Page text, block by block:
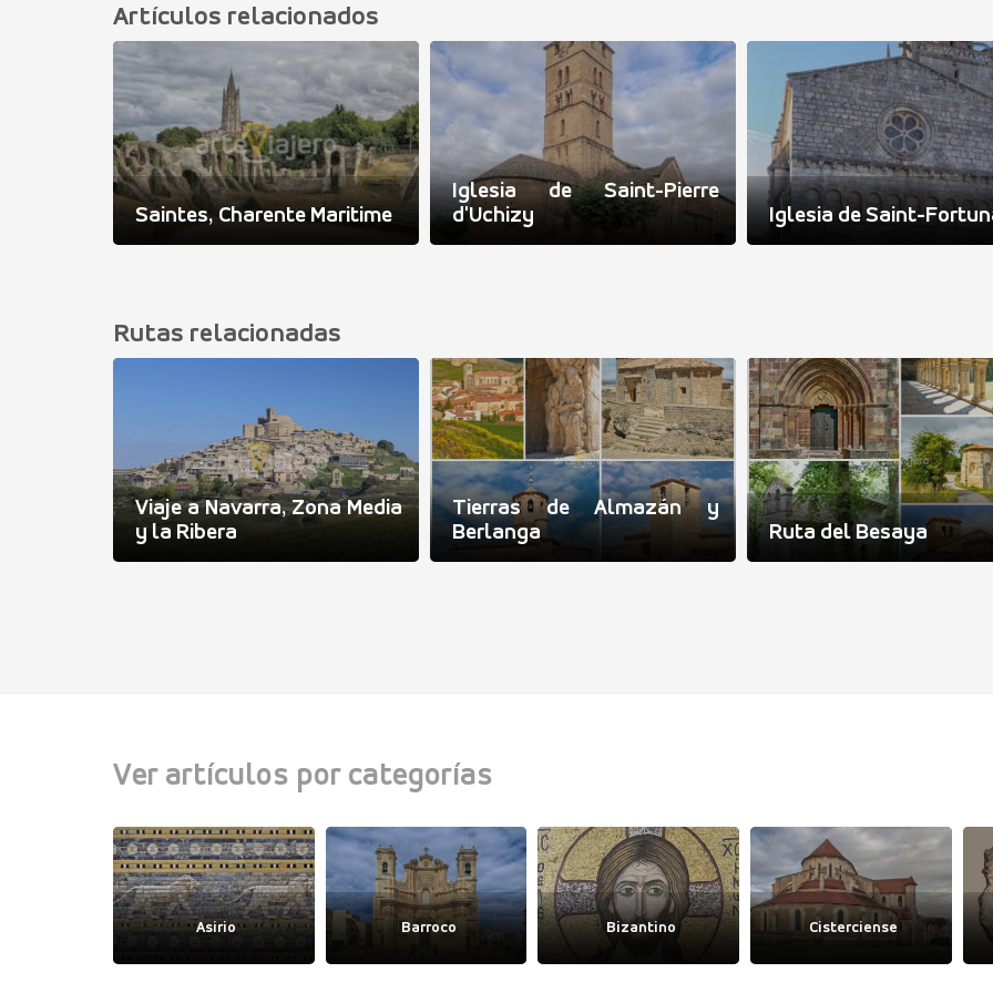
Artículos relacionados
Saintes, Charente Maritime
Iglesia de Saint-Pierre
d'Uchizy
Iglesia de Saint-
Rutas relacionadas
Viaje a Navarra, Zona Media
y la Ribera
Tierras de Almazán y
Berlanga
Ruta del Besaya
Ver artículos por categorías
Asirio Barroco Bizantino Cisterciense